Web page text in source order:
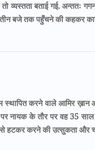
व्यस्तता बताई गई. अन्ततः
बजे तक पहुँचने की कहकर
स्थापित करने वाले आमिर
नायक के तौर पर वह 35 साल
हटकर करने की उत्सुकता और